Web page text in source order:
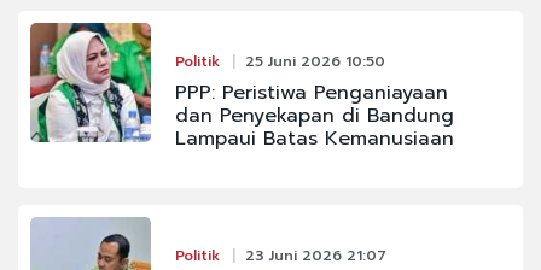
Politik 25 Juni 2026 10:50
PPP: Peristiwa Penganiayaan
dan Penyekapan di Bandung
Lampaui Batas Kemanusiaan
Politik 23 Juni 2026 21:07